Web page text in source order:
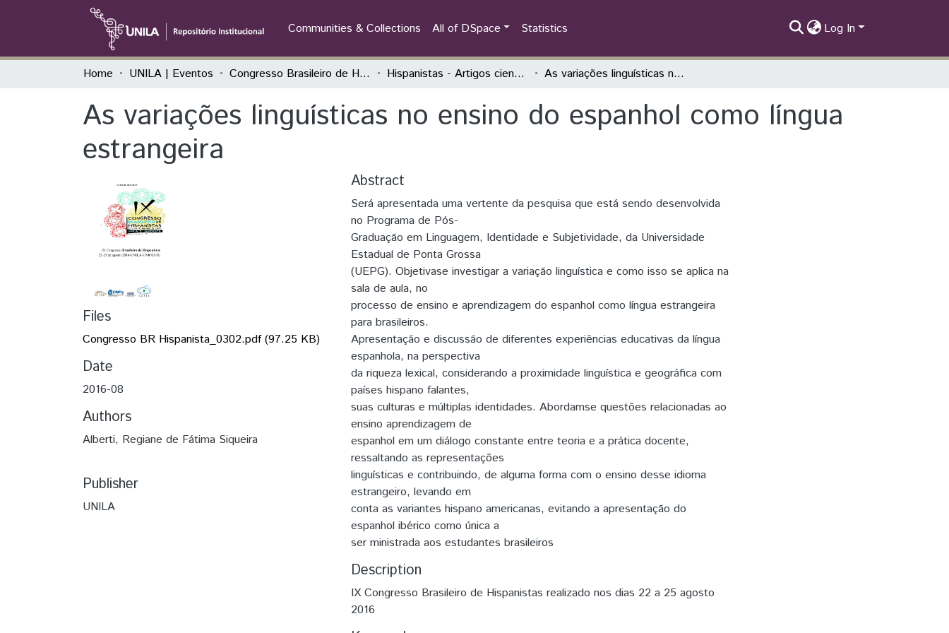
Communities & Collections All of DSpace Statistics Log In
Home UNILA | Eventos Congresso Brasileiro de Hispanistas Hispanistas - Artigos científicos As variações linguísticas no ensino do espanhol como língua estrangeira
As variações linguísticas no ensino do espanhol como língua
estrangeira
Files
Congresso BR Hispanista_0302.pdf(97.25 KB)
Date
2016-08
Authors
Alberti, Regiane de Fátima Siqueira
Publisher
UNILA
Abstract
Será apresentada uma vertente da pesquisa que está sendo desenvolvida
no Programa de Pós-
Graduação em Linguagem, Identidade e Subjetividade, da Universidade
Estadual de Ponta Grossa
(UEPG). Objetivase investigar a variação linguística e como isso se aplica na
sala de aula, no
processo de ensino e aprendizagem do espanhol como língua estrangeira
para brasileiros.
Apresentação e discussão de diferentes experiências educativas da língua
espanhola, na perspectiva
da riqueza lexical, considerando a proximidade linguística e geográfica com
países hispano falantes,
suas culturas e múltiplas identidades. Abordamse questões relacionadas ao
ensino aprendizagem de
espanhol em um diálogo constante entre teoria e a prática docente,
ressaltando as representações
linguísticas e contribuindo, de alguma forma com o ensino desse idioma
estrangeiro, levando em
conta as variantes hispano americanas, evitando a apresentação do
espanhol ibérico como única a
ser ministrada aos estudantes brasileiros
Description
IX Congresso Brasileiro de Hispanistas realizado nos dias 22 a 25 agosto
2016